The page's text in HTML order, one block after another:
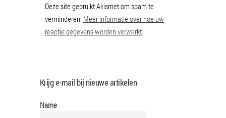
Deze site gebruikt Akismet om spam te
verminderen. Meer informatie over hoe uw
reactie gegevens worden verwerkt.
Krijg e-mail bij nieuwe artikelen
Name